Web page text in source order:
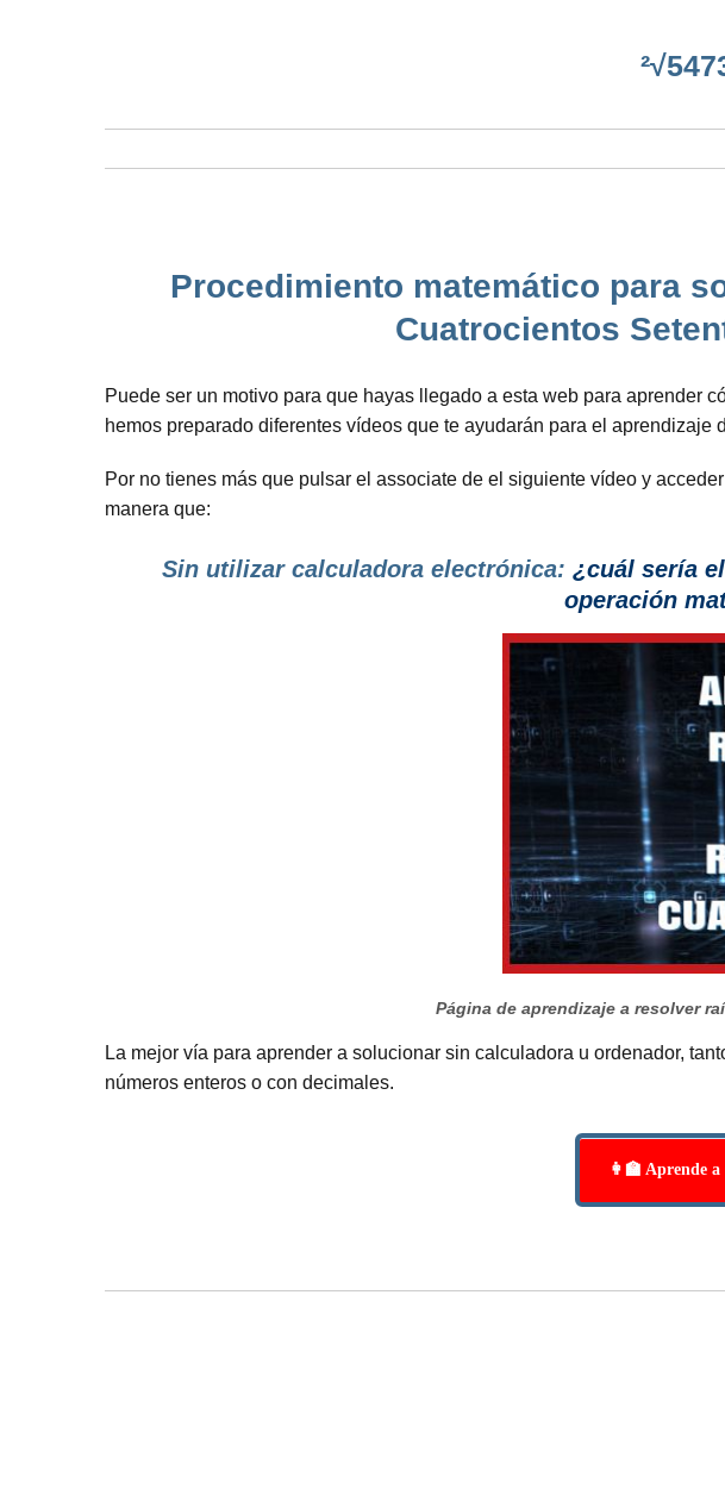
Procedimiento matemático para
Cuatrocientos
Puede ser un motivo para que hayas llegado a esta web para aprender
hemos preparado diferentes vídeos que te ayudarán para el aprendizaje
Por no tienes más que pulsar el associate de el siguiente vídeo y
manera que:
Sin utilizar calculadora electrónica: ¿cuál sería
operación
Página de aprendizaje a resolver
La mejor vía para aprender a solucionar sin calculadora u ordenador,
números enteros o con decimales.
👩‍🏫 Aprende